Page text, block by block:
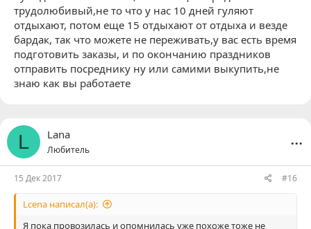
трудолюбивый,не то что у нас 10 дней гуляют
отдыхают, потом еще 15 отдыхают от отдыха и везде
бардак, так что можете не переживать,у вас есть время
подготовить заказы, и по окончанию праздников
отправить посреднику ну или самими выкупить,не
знаю как вы работаете
L Lana
Любитель
...
15 Дек 2017 #16
Lcena написал(а):
Я пока провозилась и опомнилась уже похоже тоже не